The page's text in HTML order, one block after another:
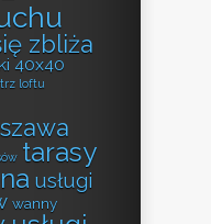
zbliża
40x40
loftu
tarasy
usługi
wanny